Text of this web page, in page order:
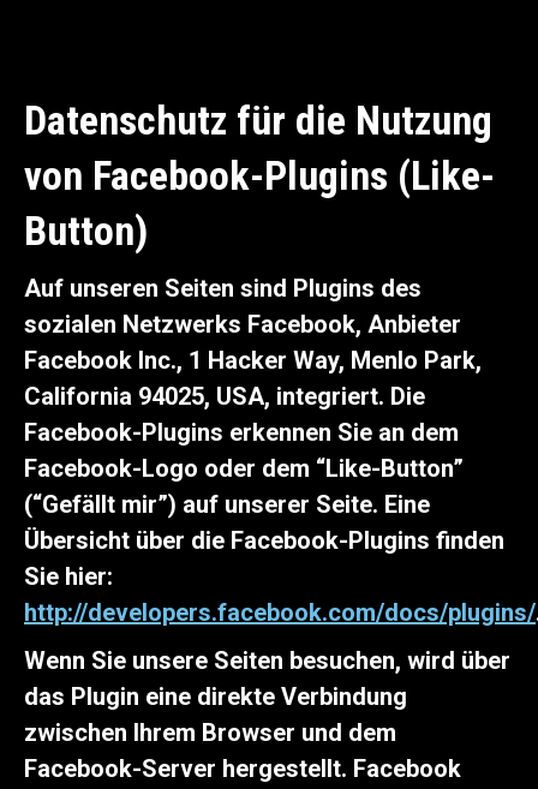
Datenschutz für die Nutzung
von Facebook-Plugins (Like-
Button)
Auf unseren Seiten sind Plugins des
sozialen Netzwerks Facebook, Anbieter
Facebook Inc., 1 Hacker Way, Menlo Park,
California 94025, USA, integriert. Die
Facebook-Plugins erkennen Sie an dem
Facebook-Logo oder dem “Like-Button”
(“Gefällt mir”) auf unserer Seite. Eine
Übersicht über die Facebook-Plugins finden
Sie hier:
http://developers.facebook.com/docs/plugins/
Wenn Sie unsere Seiten besuchen, wird über
das Plugin eine direkte Verbindung
zwischen Ihrem Browser und dem
Facebook-Server hergestellt. Facebook